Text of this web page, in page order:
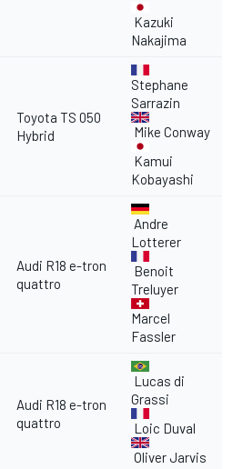
Kazuki
Nakajima
Toyota TS 050
Hybrid
Stephane
Sarrazin
Mike Conway
Kamui
Kobayashi
Audi R18 e-tron
quattro
Andre
Lotterer
Benoit
Treluyer
Marcel
Fassler
Audi R18 e-tron
quattro
Lucas di
Grassi
Loic Duval
Oliver Jarvis